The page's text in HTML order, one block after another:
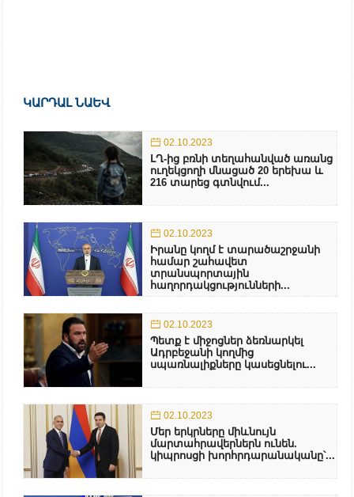
ԿԱՐԴԱԼ ՆԱԵՎ
02.10.2023
ԼՂ-ից բռնի տեղահանված առանց
ուղեկցողի մնացած 20 երեխա և
216 տարեց գտնվում...
02.10.2023
Իրանը կողմ է տարածաշրջանի
համար շահավետ
տրանսպորտային
հաղորդակցությունների...
02.10.2023
Պետք է միջոցներ ձեռնարկել
Ադրբեջանի կողմից
սպառնալիքները կասեցնելու...
02.10.2023
Մեր երկրները միևնույն
մարտահրավերներն ունեն.
կիպրոսցի խորհրդարանականը՝...